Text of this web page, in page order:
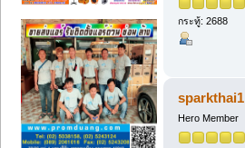
กระทู้: 2688
sparkthai1
Hero Member